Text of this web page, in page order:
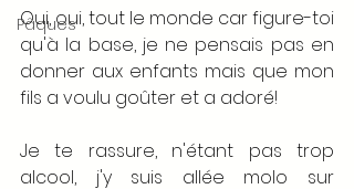
Pâques
Oui, oui, tout le monde car figure-toi
qu'à la base, je ne pensais pas en
donner aux enfants mais que mon
fils a voulu goûter et a adoré!
Je te rassure, n'étant pas trop
alcool, j'y suis allée molo sur